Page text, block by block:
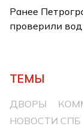
Ранее
проверили
ТЕМЫ
ДВОРЫ
НОВОСТИ СПБ